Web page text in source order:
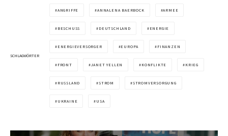
SCHLAGWÖRTER
ANGRIFFE ANNALENA BAERBOCK ARMEE
BESCHUSS DEUTSCHLAND ENERGIE
ENERGIEVERSORGER EUROPA FINANZEN
FRONT JANET YELLEN KONFLIKTE KRIEG
RUSSLAND STROM STROMVERSORGUNG
UKRAINE USA